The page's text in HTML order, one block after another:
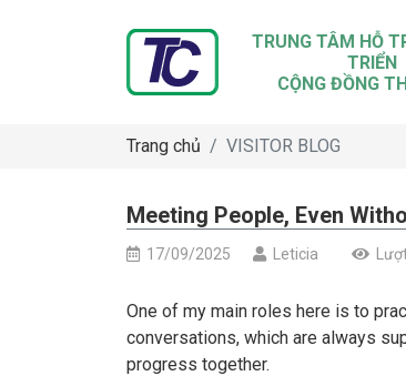
TRUNG TÂM HỖ
TRIỂN
CỘNG ĐỒNG
Trang chủ VISITOR BLOG
Meeting People, Even
17/09/2025 Leticia
One of my main roles here is to
conversations, which are always
progress together.